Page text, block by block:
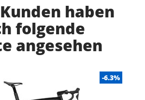
haben
folgende
angesehen
-6.3%